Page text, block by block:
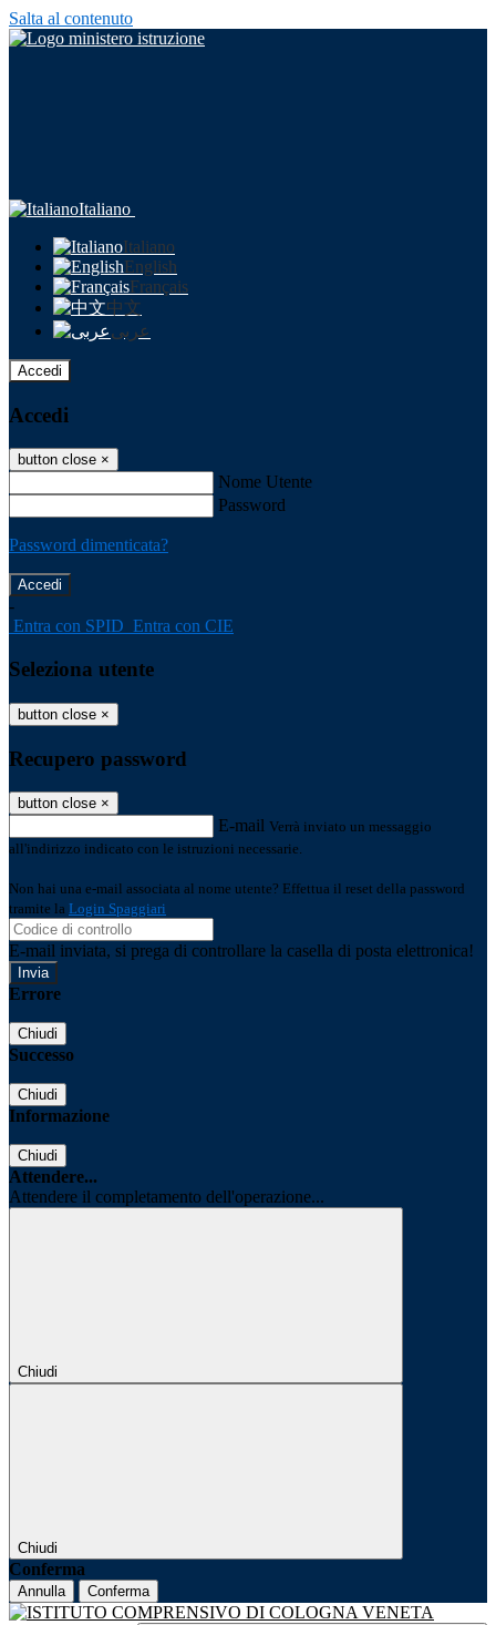
Salta al contenuto
Italiano
Italiano
English
Français
中文
عربى
Accedi
Accedi
button close ×
Nome Utente
Password
Password dimenticata?
-
Entra con SPID Entra con CIE
Seleziona utente
button close ×
Recupero password
button close ×
E-mail Verrà inviato un messaggio
all'indirizzo indicato con le istruzioni necessarie.
Non hai una e-mail associata al nome utente? Effettua il reset della password
tramite la Login Spaggiari
E-mail inviata, si prega di controllare la casella di posta elettronica!
Errore
Chiudi
Successo
Chiudi
Informazione
Chiudi
Attendere...
Attendere il completamento dell'operazione...
Chiudi
Chiudi
Conferma
Annulla Conferma